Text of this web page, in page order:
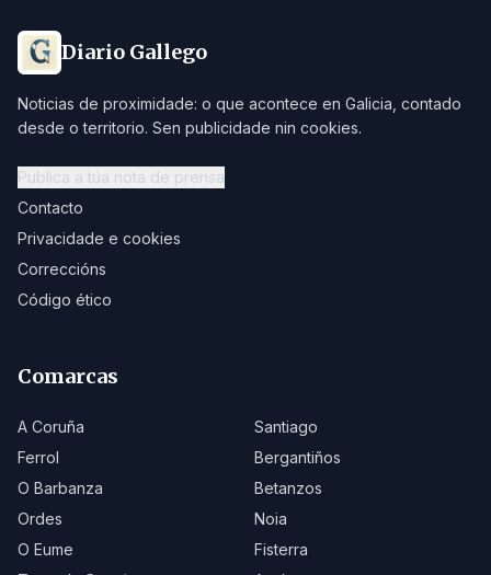
Diario Gallego
Noticias de proximidade: o que acontece en Galicia, contado
desde o territorio. Sen publicidade nin cookies.
Publica a túa nota de prensa
Contacto
Privacidade e cookies
Correccións
Código ético
Comarcas
A Coruña
Santiago
Ferrol
Bergantiños
O Barbanza
Betanzos
Ordes
Noia
O Eume
Fisterra